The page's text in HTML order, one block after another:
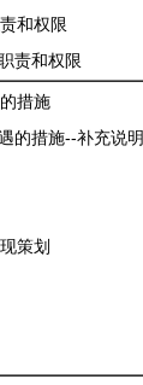
和权限
责和权限
措施
的措施--补充说明
策划